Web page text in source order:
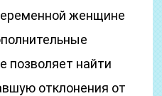
женщине
позволяет найти
отклонения от